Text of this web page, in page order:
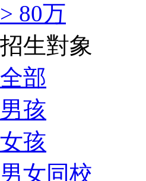
> 80万
招生對象
全部
男孩
女孩
男女同校